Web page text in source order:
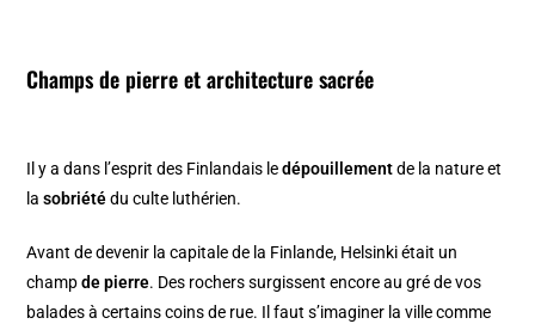
Champs de pierre et architecture sacrée
Il y a dans l’esprit des Finlandais ledépouillementde la nature et
lasobriétédu culte luthérien.
Avant de devenir la capitale de la Finlande, Helsinki était un
champde pierre. Des rochers surgissent encore au gré de vos
balades à certains coins de rue. Il faut s’imaginer la ville comme